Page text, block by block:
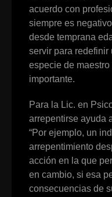
acuerdo con
siempre es
desde temprana
servir para redefinir
especie de
importante.
Para la Lic. en
arrepentirse ayuda
“Por ejemplo, un
arrepentimiento
acción en la que
en cambio, si esa
consecuencias de